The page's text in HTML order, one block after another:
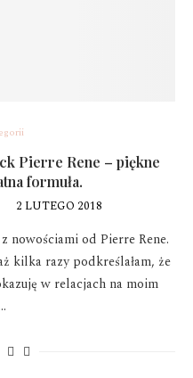
Pierre Rene – piękne
formuła.
2 LUTEGO 2018
nowościami od Pierre Rene.
kilka razy podkreślałam, że
w relacjach na moim